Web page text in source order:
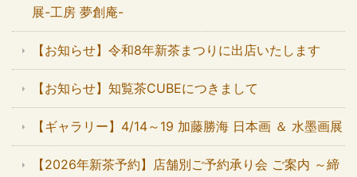
展-工房 夢創庵-
【お知らせ】令和8年新茶まつりに出店いたします
【お知らせ】知覧茶CUBEにつきまして
【ギャラリー】4/14～19 加藤勝海 日本画 ＆ 水墨画展
【2026年新茶予約】店舗別ご予約承り会 ご案内 ～締